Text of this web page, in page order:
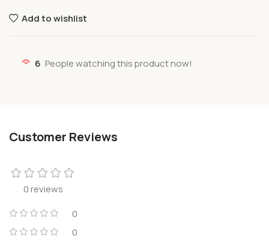
Add to wishlist
6 People watching this product now!
Customer Reviews
0 reviews
0
0